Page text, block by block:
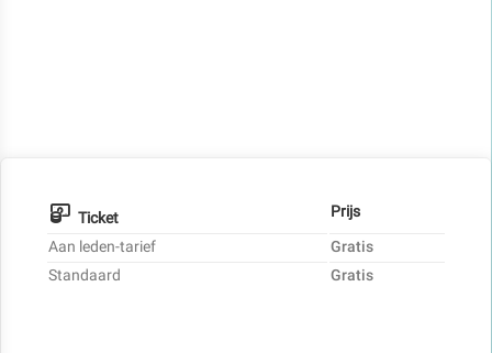
Ticket
Prijs
Aan leden-tarief
Gratis
Standaard
Gratis